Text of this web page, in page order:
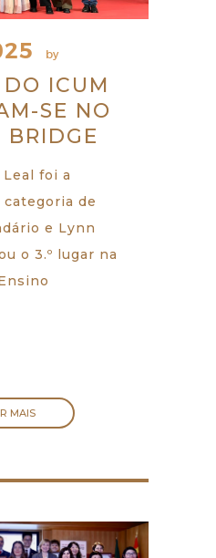
by
ICUM
SE NO
BRIDGE
foi a
de
e Lynn
o 3.º lugar na
MAIS